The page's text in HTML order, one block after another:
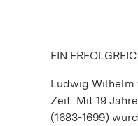
EIN
Ludwig Wilhelm
Zeit. Mit 19
(1683-1699)